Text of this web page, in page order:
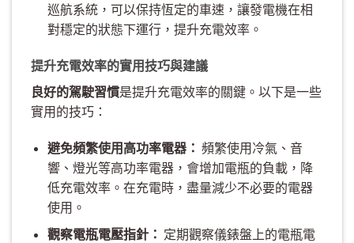
巡航系統，可以保持恆定的車速，讓發電機在相
對穩定的狀態下運行，提升充電效率。
提升充電效率的實用技巧與建議
良好的駕駛習慣是提升充電效率的關鍵。以下是一些
實用的技巧：
避免頻繁使用高功率電器： 頻繁使用冷氣、音
響、燈光等高功率電器，會增加電瓶的負載，降
低充電效率。在充電時，盡量減少不必要的電器
使用。
觀察電瓶電壓指針： 定期觀察儀錶盤上的電瓶電